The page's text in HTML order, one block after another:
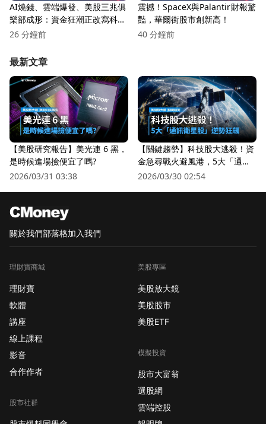
AI燒錢、雲端爆發、美股三兆俱
樂部成形：資金狂潮正改寫科技
版圖
26 分鐘前
震撼！SpaceX與Palantir財報驚
豔，華爾街股市創新高！
40 分鐘前
最新文章
【美股研究報告】美光連 6 黑，
是時候進場撿便宜了嗎?
2026/03/31 03:38
【關鍵趨勢】科技股大逃殺！資
金急尋戰火避風港，5大「通訊
衛星股」逆勢狂飆
2026/03/30 02:54
關於我們部落格加入我們
理財寶商城
理財寶
軟體
講座
線上課程
影音
合作作者
股市社群
美股專區
美股放大鏡
美股股市
美股ETF
模擬投資
股市大富翁
選股網
雲端控股